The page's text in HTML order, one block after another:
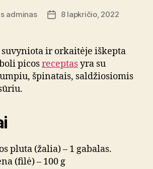
adminas
Įrašo8 lapkričio, 2022
ir orkaitėje iškepta
picosreceptasyra su
špinatais, saldžiosiomis
pluta (žalia) – 1 gabalas.
(filė) – 100 g